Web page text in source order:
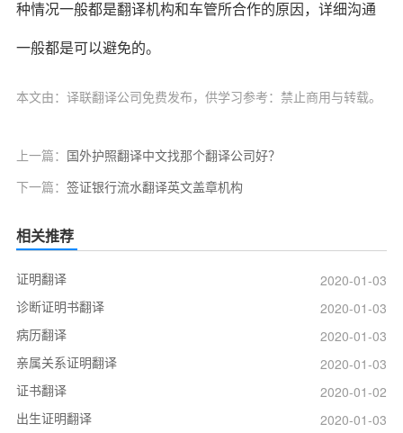
种情况一般都是翻译机构和车管所合作的原因，详细沟通
一般都是可以避免的。
本文由：译联翻译公司免费发布，供学习参考：禁止商用与转载。
上一篇： 国外护照翻译中文找那个翻译公司好？
下一篇： 签证银行流水翻译英文盖章机构
相关推荐
证明翻译
2020-01-03
诊断证明书翻译
2020-01-03
病历翻译
2020-01-03
亲属关系证明翻译
2020-01-03
证书翻译
2020-01-02
出生证明翻译
2020-01-03